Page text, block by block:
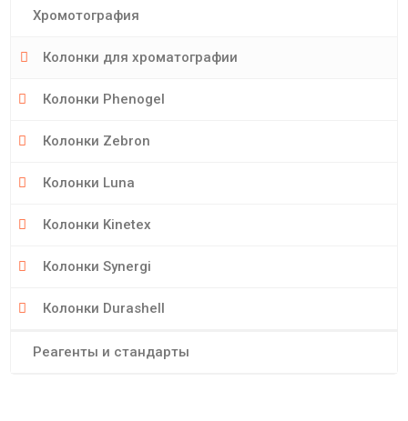
Хромотография
Колонки для хроматографии
Колонки Phenogel
Колонки Zebron
Колонки Luna
Колонки Kinetex
Колонки Synergi
Колонки Durashell
Реагенты и стандарты